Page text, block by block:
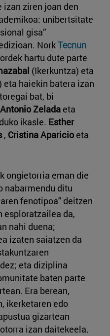
izan ziren joan den
unibertsitate
gisa”
NorkTecnun
hartu dute parte
(Ikerkuntza) eta
eta haiekin batera izan
bat, bi
Zelada eta
ikasle. Esther
, Cristina Aparicio eta
ongietorria eman die
nabarmendu ditu
fenotipoa" deitzen
esploratzailea da,
nahi duena;
izaten saiatzen da
eta diziplina
baten parte
Era berean,
ikerketaren edo
gizartean
izan daitekeela.